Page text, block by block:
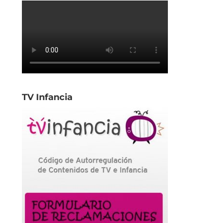
TV Infancia